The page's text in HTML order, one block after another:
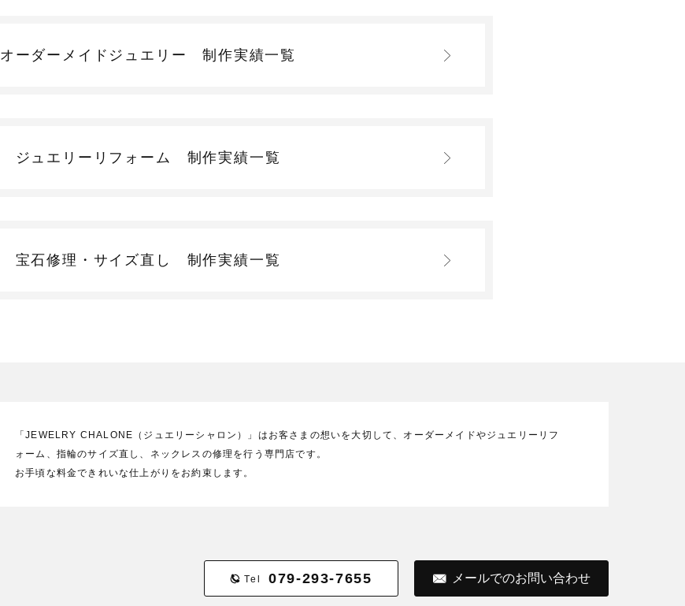
オーダーメイドジュエリー制作実績一覧
ジュエリーリフォーム 制作実績一覧
宝石修理・サイズ直し 制作実績一覧
「JEWELRY CHALONE（ジュエリーシャロン）」はお客さまの想いを大切して、オーダーメイドやジュエリーリフ
ォーム、指輪のサイズ直し、ネックレスの修理を行う専門店です。
お手頃な料金できれいな仕上がりをお約束します。
Tel 079-293-7655 メールでのお問い合わせ